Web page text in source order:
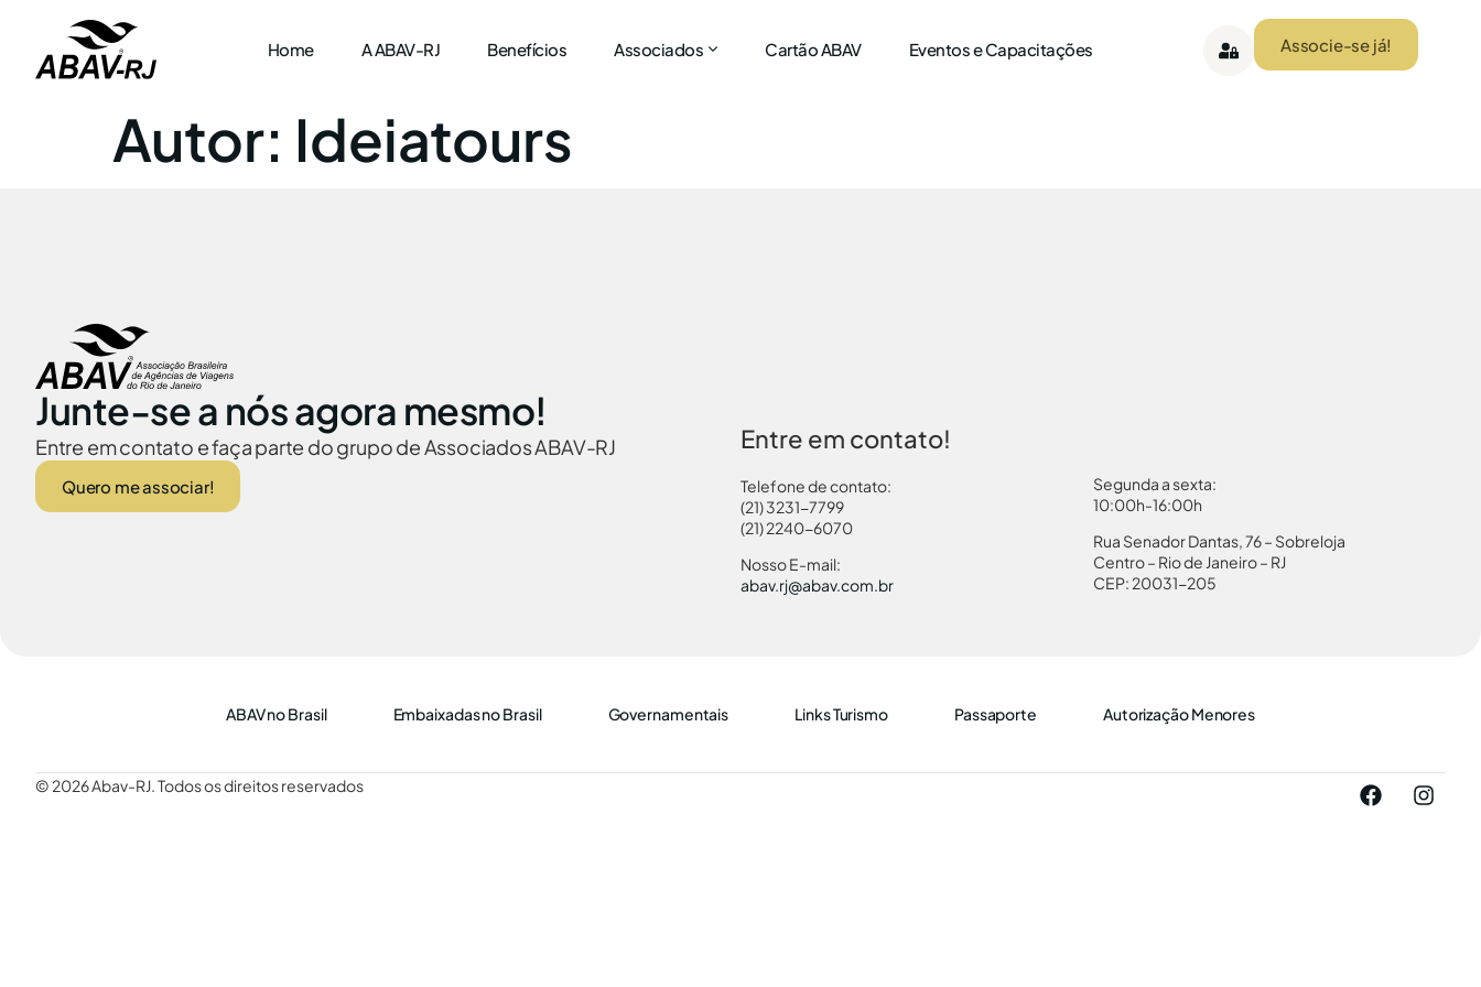
Home A ABAV-RJ Benefícios Associados Cartão ABAV Eventos e Capacitações Associe-se já!
Autor: Ideiatours
Junte-se a nós agora mesmo!
Entre em contato e faça parte do grupo de Associados ABAV-RJ
Quero me associar!
Entre em contato!
Telefone de contato:
(21) 3231-7799
(21) 2240-6070
Nosso E-mail:
abav.rj@abav.com.br
Segunda a sexta:
10:00h-16:00h
Rua Senador Dantas, 76 – Sobreloja
Centro – Rio de Janeiro – RJ
CEP: 20031-205
ABAV no Brasil Embaixadas no Brasil Governamentais Links Turismo Passaporte Autorização Menores
© 2026 Abav-RJ. Todos os direitos reservados